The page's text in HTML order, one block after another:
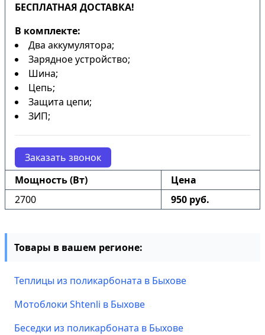
БЕСПЛАТНАЯ ДОСТАВКА!
В комплекте:
Два аккумулятора;
Зарядное устройство;
Шина;
Цепь;
Защита цепи;
ЗИП;
Заказать звонок
Мощность (Вт)
Цена
2700
950 руб.
Товары в вашем регионе:
Теплицы из поликарбоната в Быхове
Мотоблоки Shtenli в Быхове
Беседки из поликарбоната в Быхове